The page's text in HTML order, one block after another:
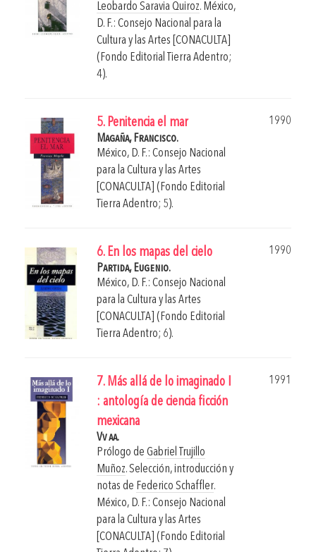
Leobardo Saravia Quiroz. México,
D. F.: Consejo Nacional para la
Cultura y las Artes [CONACULTA]
(Fondo Editorial Tierra Adentro;
4).
5. Penitencia el mar
1990
Magaña, Francisco.
México, D. F.: Consejo Nacional
para la Cultura y las Artes
[CONACULTA] (Fondo Editorial
Tierra Adentro; 5).
6. En los mapas del cielo
1990
Partida, Eugenio.
México, D. F.: Consejo Nacional
para la Cultura y las Artes
[CONACULTA] (Fondo Editorial
Tierra Adentro; 6).
7. Más allá de lo imaginado I
: antología de ciencia ficción
mexicana
1991
Vv aa.
Prólogo de Gabriel Trujillo
Muñoz. Selección, introducción y
notas de Federico Schaffler.
México, D. F.: Consejo Nacional
para la Cultura y las Artes
[CONACULTA] (Fondo Editorial